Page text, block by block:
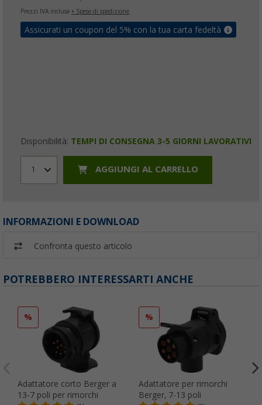
Prezzi IVA inclusa + Spese di spedizione
Assicurati un coupon del 5% con la tua carta fedeltà
Disponibilità: TEMPI DI CONSEGNA 3-5 GIORNI LAVORATIVI
1 AGGIUNGI AL CARRELLO
INFORMAZIONI E DOWNLOAD
Confronta questo articolo
POTREBBERO INTERESSARTI ANCHE
%
Adattatore corto Berger a
13-7 poli per rimorchi
%
Adattatore per rimorchi
Berger, 7-13 poli